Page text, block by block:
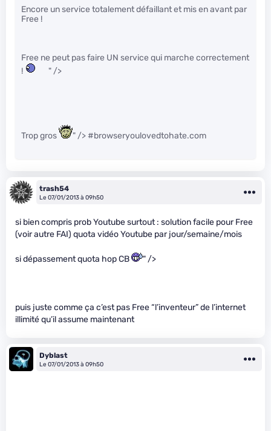
Encore un service totalement défaillant et mis en avant par
Free !
Free ne peut pas faire UN service qui marche correctement
!
" />
Trop gros " /> #browseryoulovedtohate.com
trash54
Le 07/01/2013 à 09h50
si bien compris prob Youtube surtout : solution facile pour Free
(voir autre FAI) quota vidéo Youtube par jour/semaine/mois
si dépassement quota hop CB " />
puis juste comme ça c’est pas Free “l’inventeur” de l’internet
illimité qu’il assume maintenant
Dyblast
Le 07/01/2013 à 09h50